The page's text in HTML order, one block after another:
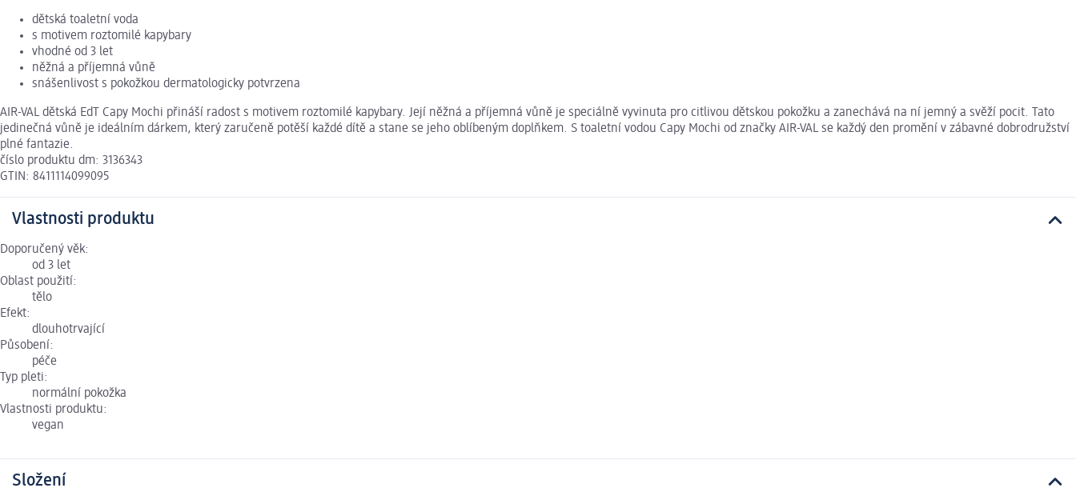
dětská toaletní voda
s motivem roztomilé kapybary
vhodné od 3 let
něžná a příjemná vůně
snášenlivost s pokožkou dermatologicky potvrzena
AIR-VAL dětská EdT Capy Mochi přináší radost s motivem roztomilé kapybary. Její něžná a příjemná vůně je speciálně vyvinuta pro citlivou dětskou pokožku a zanechává na ní jemný a svěží pocit. Tato
jedinečná vůně je ideálním dárkem, který zaručeně potěší každé dítě a stane se jeho oblíbeným doplňkem. S toaletní vodou Capy Mochi od značky AIR-VAL se každý den promění v zábavné dobrodružství
plné fantazie.
číslo produktu dm: 3136343
GTIN: 8411114099095
Vlastnosti produktu
Doporučený věk:
od 3 let
Oblast použití:
tělo
Efekt:
dlouhotrvající
Působení:
péče
Typ pleti:
normální pokožka
Vlastnosti produktu:
vegan
Složení